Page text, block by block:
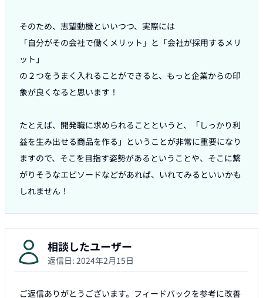
そのため、志望動機といいつつ、実際には
「自分がその会社で働くメリット」と「会社が採用するメリ
ット」
の２つをうまく入れることができると、もっと企業からの印
象が良くなると思います！
たとえば、開発職に求められることというと、「しっかり利
益を生み出せる商品を作る」ということが非常に重要になり
ますので、そこを目指す姿勢があるということや、そこに繋
がりそうなエピソードなどがあれば、いれてみるといいかも
相談したユーザー
返信日: 2024年2月15日
ご返信ありがとうございます。フィードバックを参考に改善